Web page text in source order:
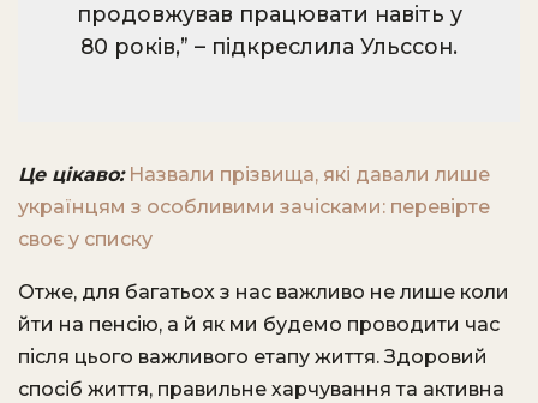
продовжував працювати навіть у
80 років,” – підкреслила Ульссон.
Це цікаво: Назвали прізвища, які давали лише
українцям з особливими зачісками: перевірте
своє у списку
Отже, для багатьох з нас важливо не лише коли
йти на пенсію, а й як ми будемо проводити час
після цього важливого етапу життя. Здоровий
спосіб життя, правильне харчування та активна